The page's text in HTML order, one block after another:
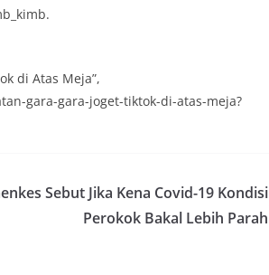
di Atas Meja”,
gara-gara-joget-tiktok-di-atas-meja?
Sebut Jika Kena Covid-19 Kondisi
Perokok Bakal Lebih Parah